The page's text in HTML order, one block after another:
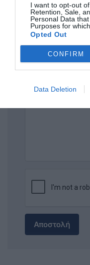
I want to opt-out
Retention, Sale,
Personal Data
Purposes for
Opted Out
CONFIRM
Data Deletion
ΟΝΟΜΑ
Αποστολή